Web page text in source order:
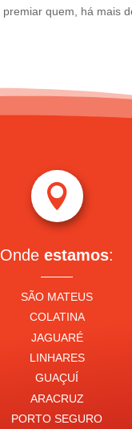
premiar quem, há mais

Ondeestamos:
SÃO MATEUS
COLATINA
JAGUARÉ
LINHARES
GUAÇUÍ
ARACRUZ
PORTO SEGURO